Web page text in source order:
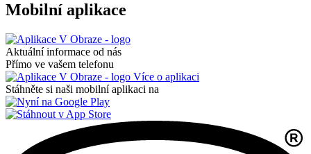
Mobilní aplikace
Aktuální informace od nás
Přímo ve vašem telefonu
Více o aplikaci
Stáhněte si naši mobilní aplikaci na